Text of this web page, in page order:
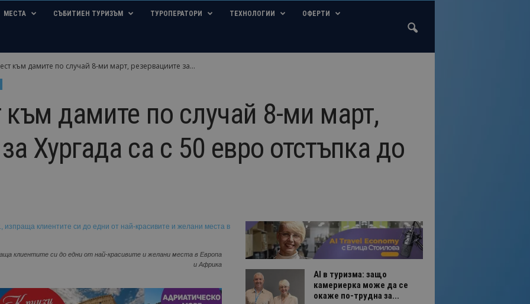
МЕСТА СЪБИТИЕН ТУРИЗЪМ ТУРОПЕРАТОРИ ТЕХНОЛОГИИ ОФЕРТИ
към дамите по случай 8-ми март, резервациите за...
към дамите по случай 8-ми март,
Хургада са с 50 евро отстъпка до
клиентите си до едни от най-красивите и желани места в Европа
и Африка
AI в туризма: защо
камериерка може да се
окаже по-трудна за...